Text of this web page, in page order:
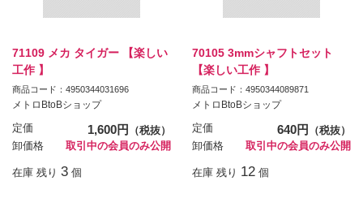
71109 メカ タイガー 【楽しい
工作 】
商品コード：4950344031696
メトロBtoBショップ
定価 1,600円
（税抜）
卸価格
取引中の会員のみ公開
在庫 残り 3 個
70105 3mmシャフトセット
【楽しい工作 】
商品コード：4950344089871
メトロBtoBショップ
定価 640円
（税抜）
卸価格
取引中の会員のみ公開
在庫 残り 12 個